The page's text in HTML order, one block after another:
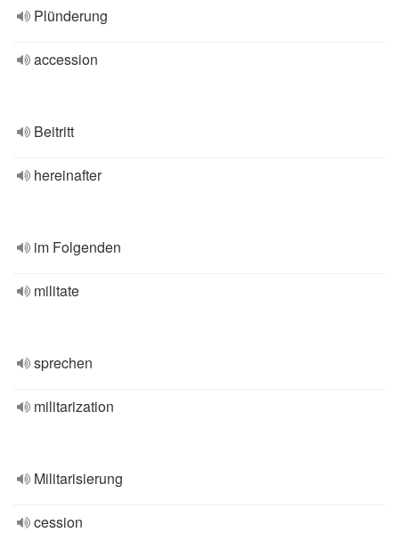
Plünderung
accession
Beitritt
hereinafter
im Folgenden
militate
sprechen
militarization
Militarisierung
cession